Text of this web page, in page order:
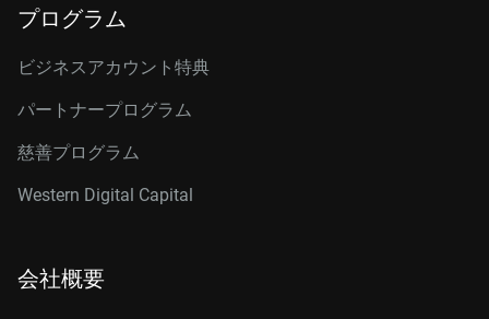
プログラム
ビジネスアカウント特典
パートナープログラム
慈善プログラム
Western Digital Capital
会社概要